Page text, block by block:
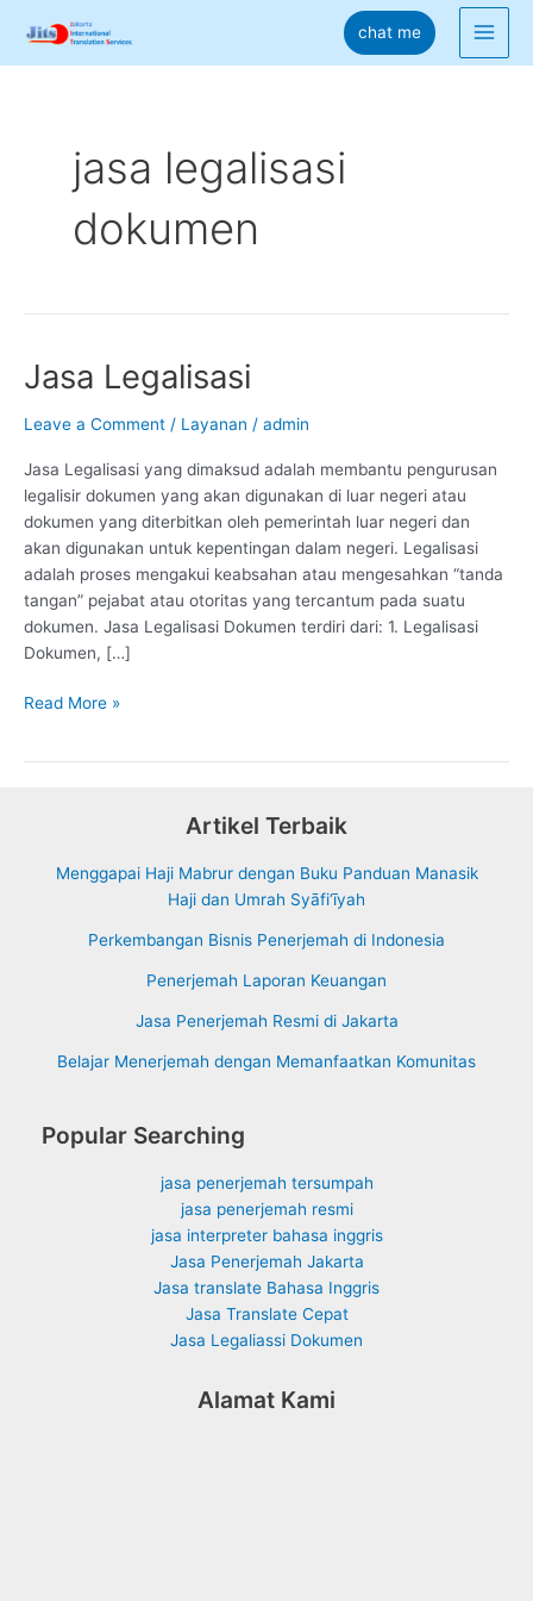
content
chat me
Main
jasa legalisasi
dokumen
Jasa Legalisasi
Leave a Comment / Layanan / admin
Jasa Legalisasi yang dimaksud adalah membantu pengurusan
legalisir dokumen yang akan digunakan di luar negeri atau
dokumen yang diterbitkan oleh pemerintah luar negeri dan
akan digunakan untuk kepentingan dalam negeri. Legalisasi
adalah proses mengakui keabsahan atau mengesahkan “tanda
tangan” pejabat atau otoritas yang tercantum pada suatu
dokumen. Jasa Legalisasi Dokumen terdiri dari: 1. Legalisasi
Dokumen, […]
Jasa
Read More »
Artikel Terbaik
Menggapai Haji Mabrur dengan Buku Panduan Manasik
Haji dan Umrah Syāfi‘īyah
Perkembangan Bisnis Penerjemah di Indonesia
Penerjemah Laporan Keuangan
Jasa Penerjemah Resmi di Jakarta
Belajar Menerjemah dengan Memanfaatkan Komunitas
Popular Searching
jasa penerjemah tersumpah
jasa penerjemah resmi
jasa interpreter bahasa inggris
Jasa Penerjemah Jakarta
Jasa translate Bahasa Inggris
Jasa Translate Cepat
Jasa Legaliassi Dokumen
Alamat Kami